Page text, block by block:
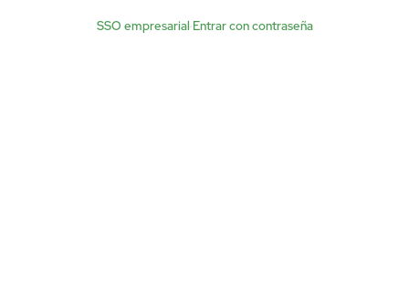
SSO empresarial·Entrar con contraseña